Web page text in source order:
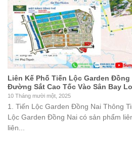
Liên Kế Phố Tiến Lộc Garden Đồng
Đường Sắt Cao Tốc Vào Sân Bay
10 Tháng mười một, 2025
1. Tiến Lộc Garden Đồng Nai Thông
Lộc Garden Đồng Nai có sản phẩm
liên...